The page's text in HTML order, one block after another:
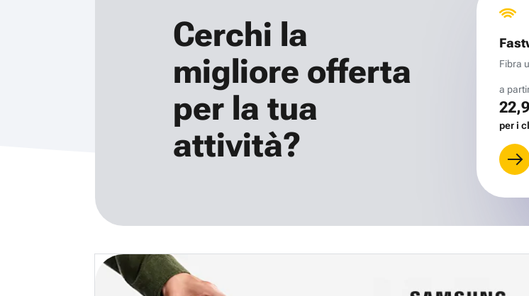
Cerchi la
migliore offerta
per la tua
attività?
Fibra
a
per i